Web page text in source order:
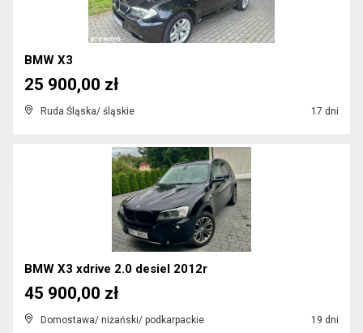
BMW X3
Ruda Śląska/ śląskie 17 dni
25 900,00 zł
BMW X3 xdrive 2.0 desiel 2012r
Domostawa/ niżański/ podkarpackie 19 dni
45 900,00 zł